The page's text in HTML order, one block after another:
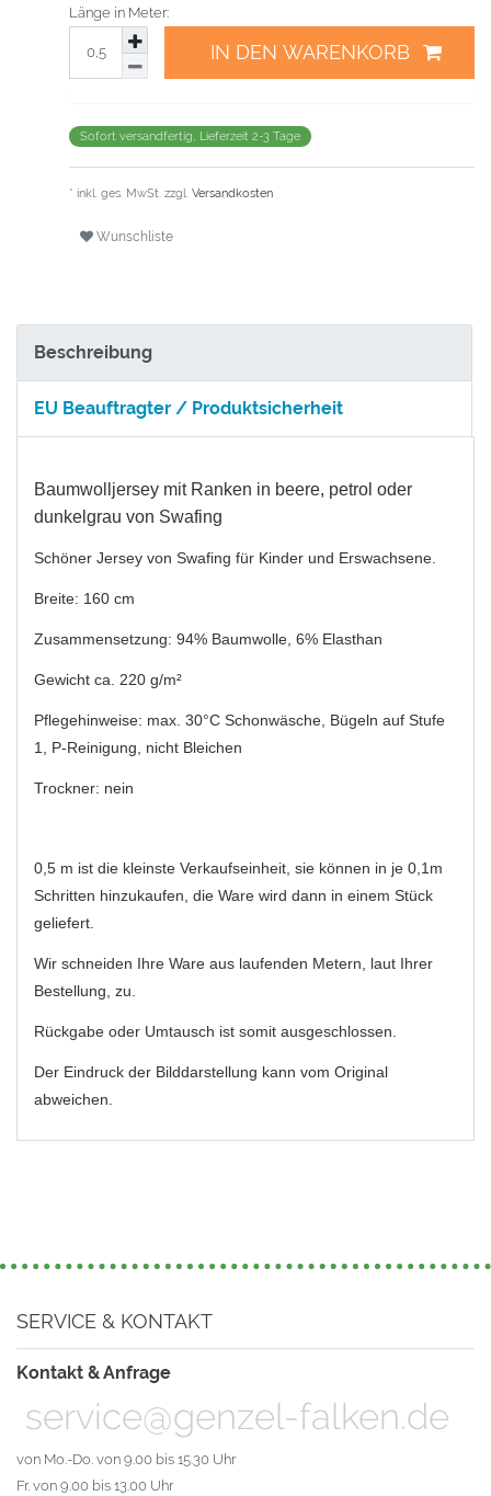
Länge in Meter:
IN DEN WARENKORB
Sofort versandfertig, Lieferzeit 2-3 Tage
* inkl. ges. MwSt. zzgl. Versandkosten
Wunschliste
Beschreibung
EU Beauftragter / Produktsicherheit
Baumwolljersey mit Ranken in beere, petrol oder
dunkelgrau von Swafing
Schöner Jersey von Swafing für Kinder und Erswachsene.
Breite: 160 cm
Zusammensetzung: 94% Baumwolle, 6% Elasthan
Gewicht ca. 220 g/m²
Pflegehinweise: max. 30°C Schonwäsche, Bügeln auf Stufe
1, P-Reinigung, nicht Bleichen
Trockner: nein
0,5 m ist die kleinste Verkaufseinheit, sie können in je 0,1m
Schritten hinzukaufen, die Ware wird dann in einem Stück
geliefert.
Wir schneiden Ihre Ware aus laufenden Metern, laut Ihrer
Bestellung, zu.
Rückgabe oder Umtausch ist somit ausgeschlossen.
Der Eindruck der Bilddarstellung kann vom Original
abweichen.
SERVICE & KONTAKT
Kontakt & Anfrage
service@genzel-falken.de
von Mo.-Do. von 9.00 bis 15.30 Uhr
Fr. von 9.00 bis 13.00 Uhr